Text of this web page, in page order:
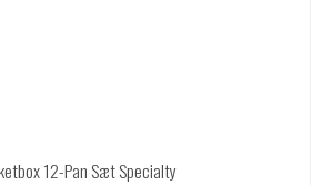
12-Pan Sæt Specialty